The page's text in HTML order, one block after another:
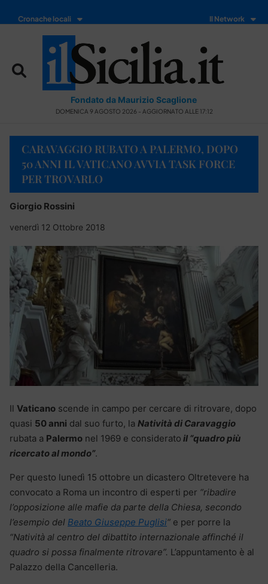
Cronache locali Il Network
Fondato da Maurizio Scaglione
DOMENICA 9 AGOSTO 2026 - AGGIORNATO ALLE 17:12
CARAVAGGIO RUBATO A PALERMO, DOPO
50 ANNI IL VATICANO AVVIA TASK FORCE
PER TROVARLO
Giorgio Rossini
venerdì 12 Ottobre 2018
Il Vaticano scende in campo per cercare di ritrovare, dopo
quasi 50 anni dal suo furto, la Natività di Caravaggio
rubata a Palermo nel 1969 e considerato il “quadro più
ricercato al mondo”.
Per questo lunedì 15 ottobre un dicastero Oltretevere ha
convocato a Roma un incontro di esperti per “ribadire
l’opposizione alle mafie da parte della Chiesa, secondo
l’esempio del Beato Giuseppe Puglisi“ e per porre la
“Natività al centro del dibattito internazionale affinché il
quadro si possa finalmente ritrovare”. L’appuntamento è al
Palazzo della Cancelleria.